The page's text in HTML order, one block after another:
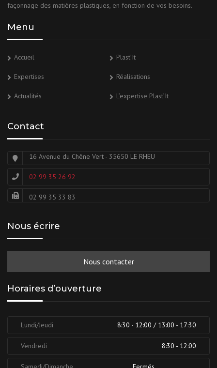
façonnage des matières plastiques, en fonction de vos besoins.
Menu
Accueil Plast’It
Expertises Réalisations
Actualités L’expertise Plast’It
Contact
16 Avenue du Chêne Vert - 35650 LE RHEU
02 99 35 26 92
02 99 35 33 83
Nous écrire
Nous contacter
Horaires d’ouverture
Lundi/Jeudi 8:30 - 12:00 / 13:00 - 17:30
Vendredi 8:30 - 12:00